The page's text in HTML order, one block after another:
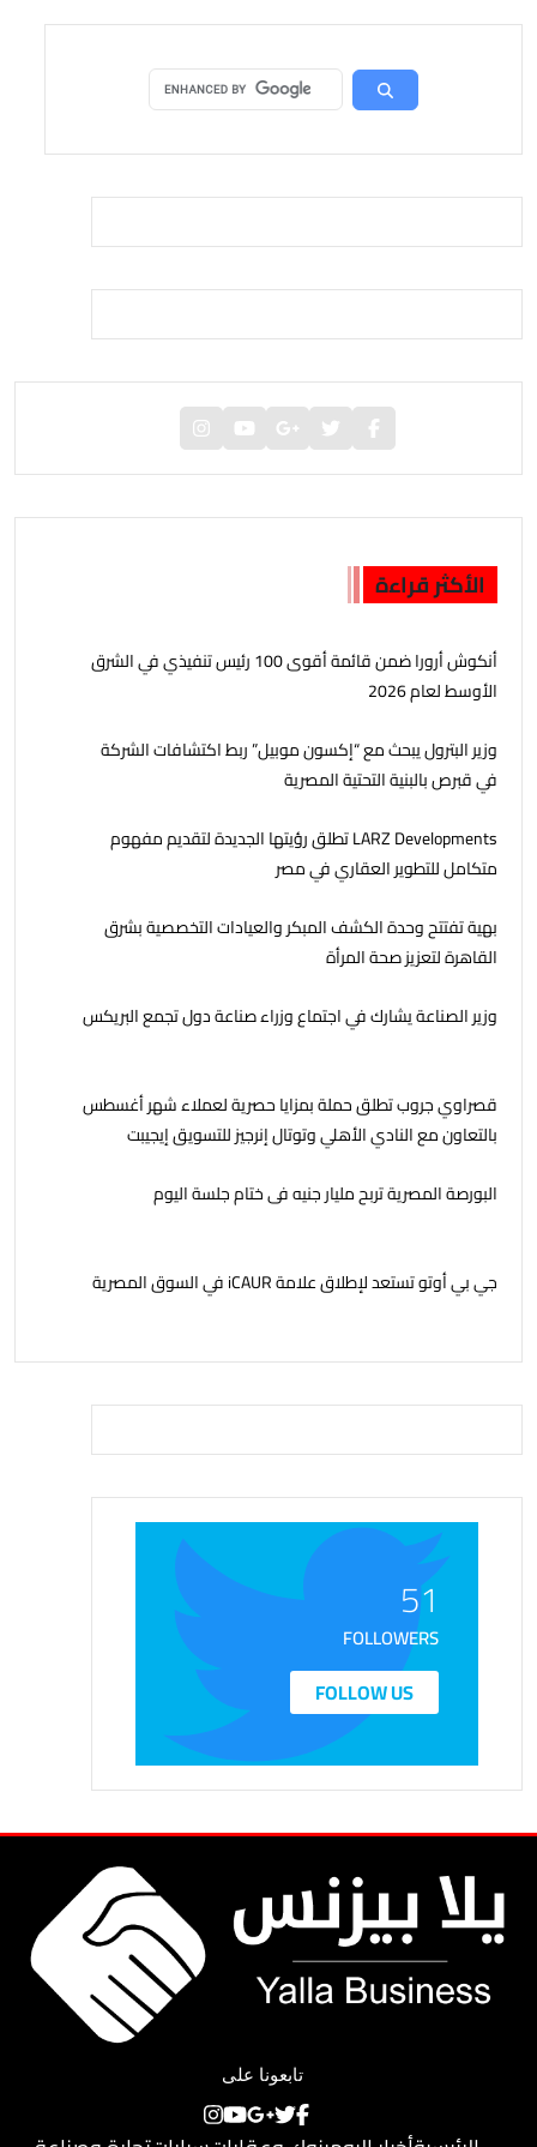
الأكثر قراءة
أنكوش أرورا ضمن قائمة أقوى 100 رئيس تنفيذي في الشرق
الأوسط لعام 2026
وزير البترول يبحث مع “إكسون موبيل” ربط اكتشافات الشركة
في قبرص بالبنية التحتية المصرية
LARZ Developments تطلق رؤيتها الجديدة لتقديم مفهوم
متكامل للتطوير العقاري في مصر
بهية تفتتح وحدة الكشف المبكر والعيادات التخصصية بشرق
القاهرة لتعزيز صحة المرأة
وزير الصناعة يشارك في اجتماع وزراء صناعة دول تجمع البريكس
قصراوي جروب تطلق حملة بمزايا حصرية لعملاء شهر أغسطس
بالتعاون مع النادي الأهلي وتوتال إنرجيز للتسويق إيجيبت
البورصة المصرية تربح مليار جنيه فى ختام جلسة اليوم
جي بي أوتو تستعد لإطلاق علامة iCAUR في السوق المصرية
51
FOLLOWERS
FOLLOW US
تابعونا على